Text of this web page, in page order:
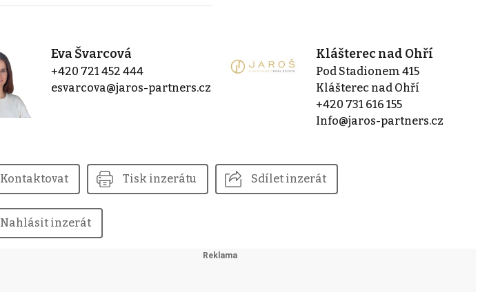
Eva Švarcová
+420 721 452 444
esvarcova@jaros-partners.cz
Klášterec nad Ohří
Pod Stadionem 415
Klášterec nad Ohří
+420 731 616 155
Info@jaros-partners.cz
Kontaktovat Tisk inzerátu Sdílet inzerát
Nahlásit inzerát